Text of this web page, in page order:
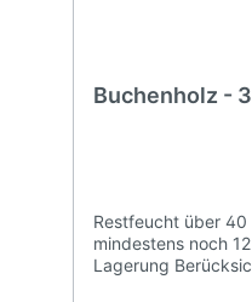
Buchenholz -
Restfeucht über 40
mindestens noch
Lagerung